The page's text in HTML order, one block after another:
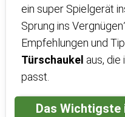
ein super Spielgerät
Sprung ins
Empfehlungen und
Türschaukel aus, die
passt.
Das Wichtigste